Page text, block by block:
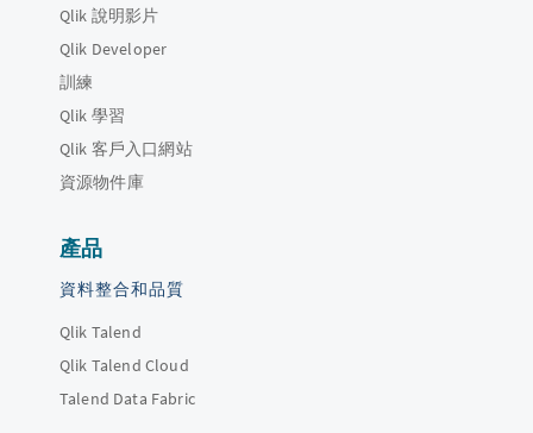
Qlik 說明影片
Qlik Developer
訓練
Qlik 學習
Qlik 客戶入口網站
資源物件庫
產品
資料整合和品質
Qlik Talend
Qlik Talend Cloud
Talend Data Fabric